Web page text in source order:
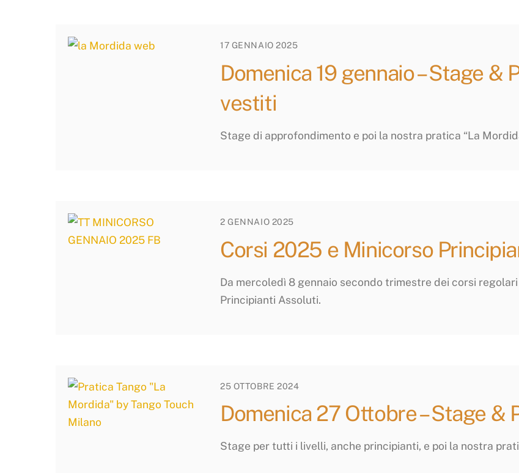
17 GENNAIO 2025
Domenica 19 gennaio – Stage &
vestiti
Stage di approfondimento e poi la nostra pratica “La
2 GENNAIO 2025
Corsi 2025 e Minicorso
Da mercoledì 8 gennaio secondo trimestre dei corsi
Principianti Assoluti.
25 OTTOBRE 2024
Domenica 27 Ottobre – Stage &
Stage per tutti i livelli, anche principianti, e poi la nostra